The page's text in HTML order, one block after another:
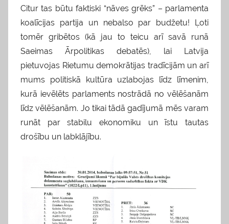
Citur tas būtu faktiski “nāves grēks” – parlamenta
koalīcijas partija un nebalso par budžetu! Ļoti
tomēr gribētos (kā jau to teicu arī savā runā
Saeimas Ārpolitikas debatēs), lai Latvija
pietuvojas Rietumu demokrātijas tradīcijām un arī
mums politiskā kultūra uzlabojas līdz līmenim,
kurā ievēlēts parlaments nostrādā no vēlēšanām
līdz vēlēšanām. Jo tikai tādā gadījumā mēs varam
runāt par stabilu ekonomiku un īstu tautas
drošību un labklājību.